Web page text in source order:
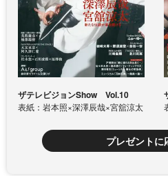
ザテレビジョンShow Vol.10
表紙：岩本照×深澤辰哉×宮舘涼太
プレゼントに